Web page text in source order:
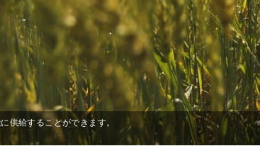
供給することができます。